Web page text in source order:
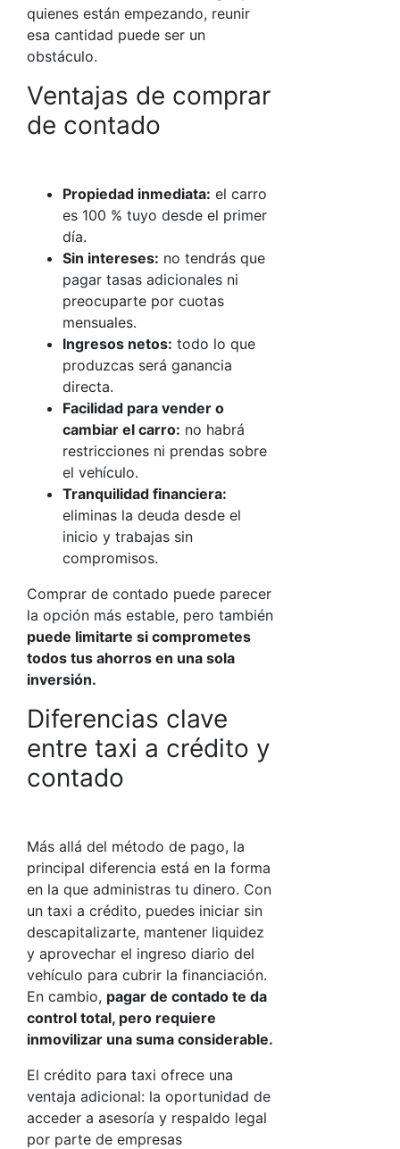
quienes están empezando, reunir
esa cantidad puede ser un
obstáculo.
Ventajas de comprar
de contado
Propiedad inmediata: el carro
es 100 % tuyo desde el primer
día.
Sin intereses: no tendrás que
pagar tasas adicionales ni
preocuparte por cuotas
mensuales.
Ingresos netos: todo lo que
produzcas será ganancia
directa.
Facilidad para vender o
cambiar el carro: no habrá
restricciones ni prendas sobre
el vehículo.
Tranquilidad financiera:
eliminas la deuda desde el
inicio y trabajas sin
compromisos.
Comprar de contado puede parecer
la opción más estable, pero también
puede limitarte si comprometes
todos tus ahorros en una sola
inversión.
Diferencias clave
entre taxi a crédito y
contado
Más allá del método de pago, la
principal diferencia está en la forma
en la que administras tu dinero. Con
un taxi a crédito, puedes iniciar sin
descapitalizarte, mantener liquidez
y aprovechar el ingreso diario del
vehículo para cubrir la financiación.
En cambio, pagar de contado te da
control total, pero requiere
inmovilizar una suma considerable.
El crédito para taxi ofrece una
ventaja adicional: la oportunidad de
acceder a asesoría y respaldo legal
por parte de empresas